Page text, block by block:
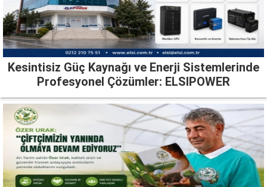
Kesintisiz Güç Kaynağı ve Enerji Sistemlerinde
Profesyonel Çözümler: ELSIPOWER